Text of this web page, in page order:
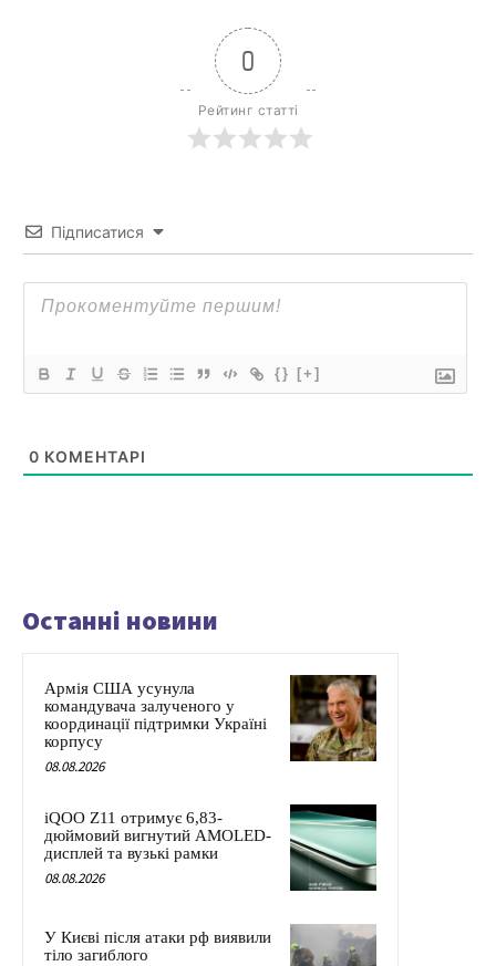
0
Рейтинг статті
Підписатися
{} [+]
0 КОМЕНТАРІ
Останні новини
Армія США усунула
командувача залученого у
координації підтримки Україні
корпусу
08.08.2026
iQOO Z11 отримує 6,83-
дюймовий вигнутий AMOLED-
дисплей та вузькі рамки
08.08.2026
У Києві після атаки рф виявили
тіло загиблого